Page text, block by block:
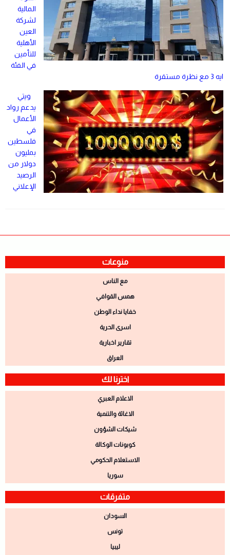
المالية
لشركة
العين
الأهلية
للتأمين
في الفئة
ايه 3 مع نظرة مستقرة
ويتي
يدعم رواد
الأعمال
في
فلسطين
بمليون
دولار من
الرصيد
الإعلاني
منوعات
مع الناس
همس القوافي
خفايا نداء الوطن
اسرى الحرية
تقارير اخبارية
العراق
اخترنا لك
الاعلام العبري
الاغاثة والتنمية
شيكات الشؤون
كوبونات الوكالة
الاستعلام الحكومي
سوريا
متفرقات
السودان
تونس
ليبيا